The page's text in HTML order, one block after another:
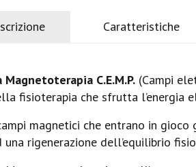
Caratteristiche
Magnetoterapia C.E.M.P. (Campi
fisioterapia che sfrutta l’energia
magnetici che entrano in
una rigenerazione dell’equilibrio